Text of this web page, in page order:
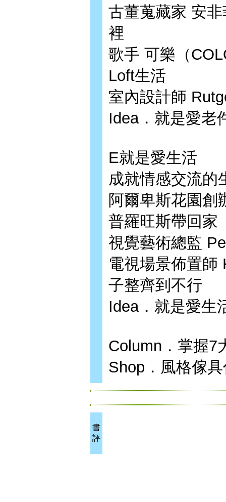
古董蒐藏家 安
裡
歌手 可樂（
Loft生活
室內設計師
Idea．就是愛
E就是愛生活
成就情感交流的
阿爾卑斯花園創
普羅旺斯帶回家
視覺藝術總監
電視場景佈置師
子整齊到不行
Idea．就是愛
Column．掌握7
Shop．風格傢
書
評